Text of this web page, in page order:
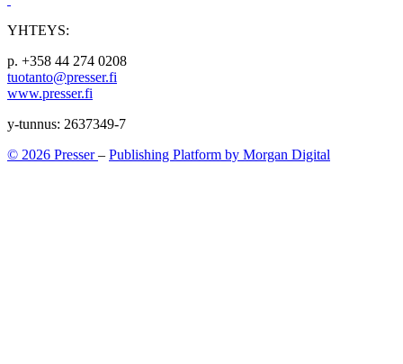
YHTEYS:
p. +358 44 274 0208
tuotanto@presser.fi
www.presser.fi
y-tunnus: 2637349-7
© 2026 Presser– Publishing Platform by Morgan Digital